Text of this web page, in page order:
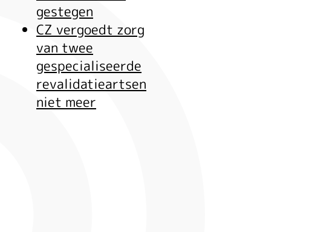
gestegen
CZ vergoedt zorg
van twee
gespecialiseerde
revalidatieartsen
niet meer